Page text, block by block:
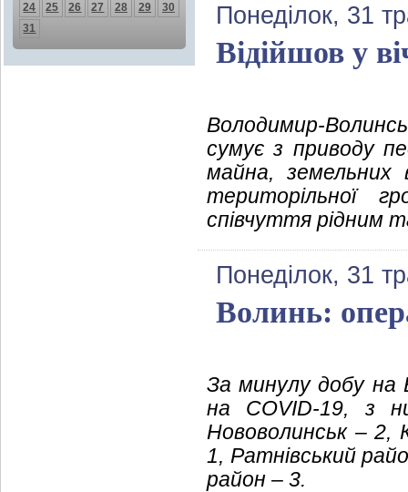
24
25 26 27 28 29
30
31
Понеділок, 31
Відійшов у
Володимир-
сумує з приводу
майна, земельних
територільної
співчуття рідним
Понеділок, 31
Волинь:
За минулу добу на
на COVID-19, з
Нововолинськ – 2,
1, Ратнівський
район – 3.